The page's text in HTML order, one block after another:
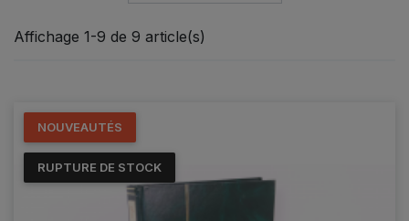
Affichage 1-9 de 9 article(s)
NOUVEAUTÉS
RUPTURE DE STOCK